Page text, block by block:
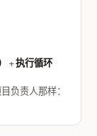
+执行循环
负责人那样：